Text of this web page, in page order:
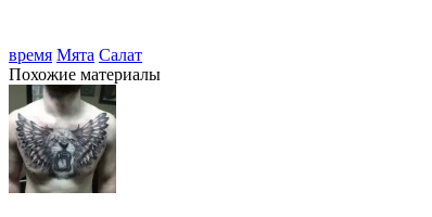
время Мята Салат
Похожие материалы